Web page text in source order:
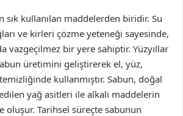
sık kullanılan maddelerden biridir. Su
ve kirleri çözme yeteneği sayesinde,
vazgeçilmez bir yere sahiptir. Yüzyıllar
üretimini geliştirerek el, yüz,
kullanmıştır. Sabun, doğal
yağ asitleri ile alkali maddelerin
oluşur. Tarihsel süreçte sabunun